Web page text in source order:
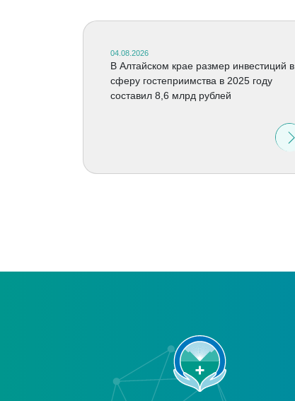
04.08.2026
В Алтайском крае размер инвестиций в
сферу гостеприимства в 2025 году
составил 8,6 млрд рублей